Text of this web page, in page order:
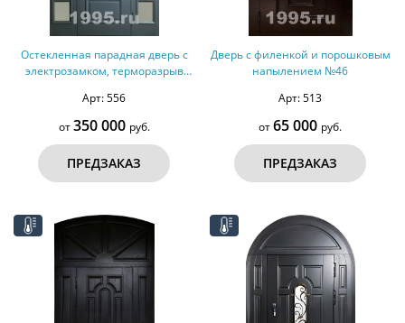
Остекленная парадная дверь с
электрозамком, терморазрыв
Арт: 556
от350 000 руб.
ПРЕДЗАКАЗ
Дверь с филенкой и порошковым
напылением №46
Арт: 513
от65 000 руб.
ПРЕДЗАКАЗ